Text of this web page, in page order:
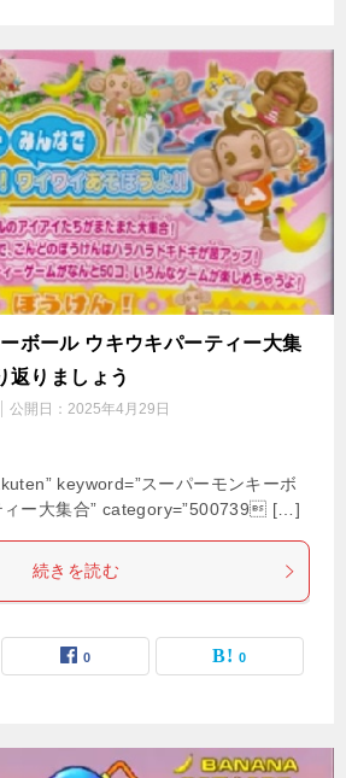
ボール ウキウキパーティー大集
返りましょう
公開日： 2025年4月29日
keyword=”スーパーモンキーボ
ィー大集合” category=”500739 […]
続きを読む
0 0